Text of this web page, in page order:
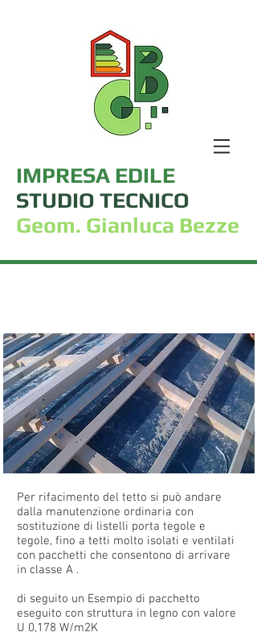
IMPRESA EDILE
STUDIO TECNICO
Geom. Gianluca Bezze
Per rifacimento del tetto si può andare
dalla manutenzione ordinaria con
sostituzione di listelli porta tegole e
tegole, fino a tetti molto isolati e ventilati
con pacchetti che consentono di arrivare
in classe A .
di seguito un Esempio di pacchetto
eseguito con struttura in legno con valore
U 0,178 W/m2K